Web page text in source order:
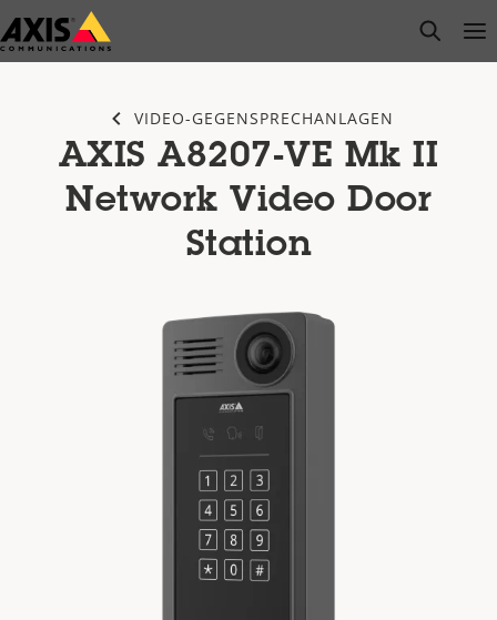
Zum
Hauptinhalt
open
VIDEO-GEGENSPRECHANLAGEN
AXIS A8207-VE Mk II
Network Video Door
Station